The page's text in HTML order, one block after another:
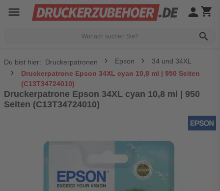
menu
search
person shopping_cart
Du bist hier: Druckerpatronen Epson
34 und 34XL
Druckerpatrone Epson 34XL cyan 10,8 ml | 950 Seiten
(C13T34724010)
Druckerpatrone Epson 34XL cyan 10,8 ml | 950
Seiten (C13T34724010)